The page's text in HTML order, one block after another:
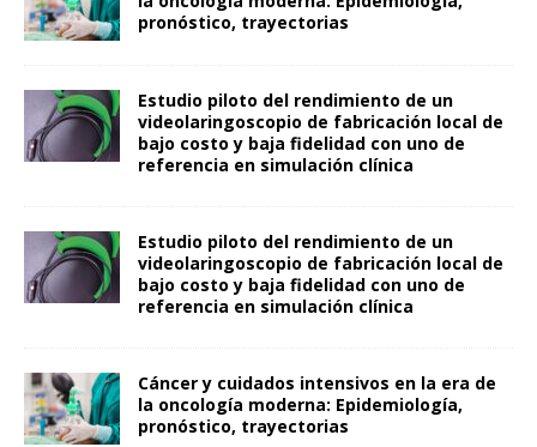
pronóstico, trayectorias
Estudio piloto del rendimiento de un
videolaringoscopio de fabricación local de
bajo costo y baja fidelidad con uno de
referencia en simulación clínica
Estudio piloto del rendimiento de un
videolaringoscopio de fabricación local de
bajo costo y baja fidelidad con uno de
referencia en simulación clínica
Cáncer y cuidados intensivos en la era de
la oncología moderna: Epidemiología,
pronóstico, trayectorias